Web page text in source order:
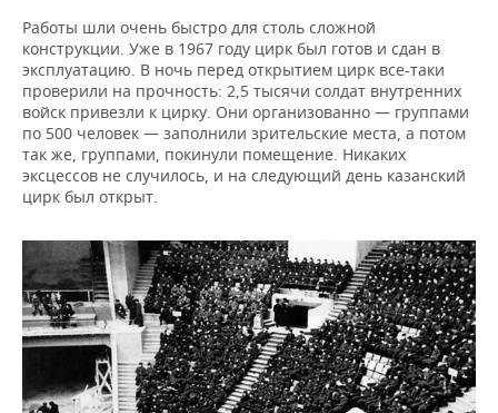
Работы шли очень быстро для столь сложной
конструкции. Уже в 1967 году цирк был готов и сдан в
эксплуатацию. В ночь перед открытием цирк все-таки
проверили на прочность: 2,5 тысячи солдат внутренних
войск привезли к цирку. Они организованно — группами
по 500 человек — заполнили зрительские места, а потом
так же, группами, покинули помещение. Никаких
эксцессов не случилось, и на следующий день казанский
цирк был открыт.